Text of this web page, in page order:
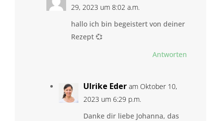
29, 2023 um 8:02 a.m.
hallo ich bin begeistert von deiner
Rezept 💞
Antworten
Ulrike Eder am Oktober 10,
2023 um 6:29 p.m.
Danke dir liebe Johanna, das